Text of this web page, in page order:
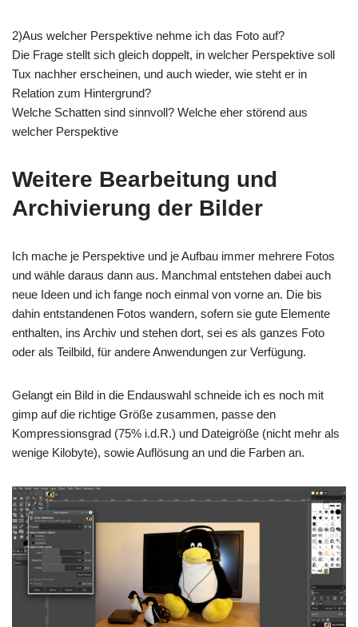
2)Aus welcher Perspektive nehme ich das Foto auf?
Die Frage stellt sich gleich doppelt, in welcher Perspektive soll
Tux nachher erscheinen, und auch wieder, wie steht er in
Relation zum Hintergrund?
Welche Schatten sind sinnvoll? Welche eher störend aus
welcher Perspektive
Weitere Bearbeitung und
Archivierung der Bilder
Ich mache je Perspektive und je Aufbau immer mehrere Fotos
und wähle daraus dann aus. Manchmal entstehen dabei auch
neue Ideen und ich fange noch einmal von vorne an. Die bis
dahin entstandenen Fotos wandern, sofern sie gute Elemente
enthalten, ins Archiv und stehen dort, sei es als ganzes Foto
oder als Teilbild, für andere Anwendungen zur Verfügung.
Gelangt ein Bild in die Endauswahl schneide ich es noch mit
gimp auf die richtige Größe zusammen, passe den
Kompressionsgrad (75% i.d.R.) und Dateigröße (nicht mehr als
wenige Kilobyte), sowie Auflösung an und die Farben an.